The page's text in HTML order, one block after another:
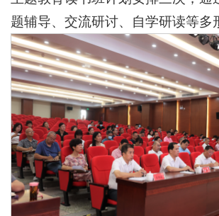
题辅导、交流研讨、自学研读等多